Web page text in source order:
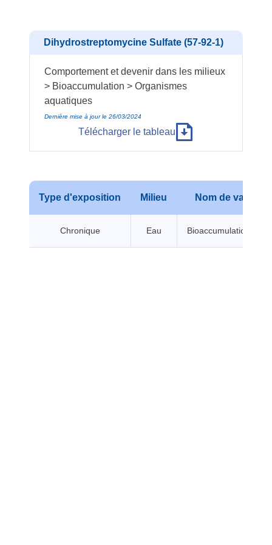
Dihydrostreptomycine Sulfate (57-92-1)
Comportement et devenir dans les milieux
> Bioaccumulation > Organismes
aquatiques
Dernière mise à jour le 26/03/2024
Télécharger le tableau
Type d'exposition Milieu Nom de valeur
Chronique Eau Bioaccumulation BCF